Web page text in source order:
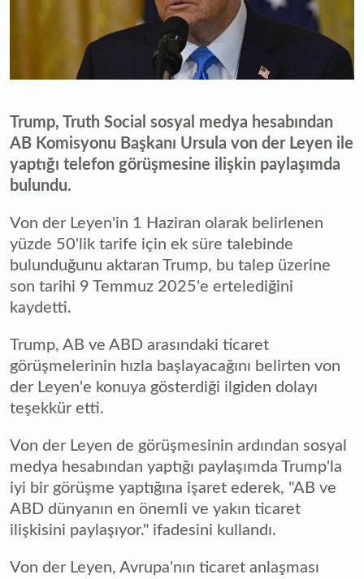
Trump, Truth Social sosyal medya hesabından
AB Komisyonu Başkanı Ursula von der Leyen ile
yaptığı telefon görüşmesine ilişkin paylaşımda
bulundu.
Von der Leyen'in 1 Haziran olarak belirlenen
yüzde 50'lik tarife için ek süre talebinde
bulunduğunu aktaran Trump, bu talep üzerine
son tarihi 9 Temmuz 2025'e ertelediğini
kaydetti.
Trump, AB ve ABD arasındaki ticaret
görüşmelerinin hızla başlayacağını belirten von
der Leyen'e konuya gösterdiği ilgiden dolayı
teşekkür etti.
Von der Leyen de görüşmesinin ardından sosyal
medya hesabından yaptığı paylaşımda Trump'la
iyi bir görüşme yaptığına işaret ederek, "AB ve
ABD dünyanın en önemli ve yakın ticaret
ilişkisini paylaşıyor." ifadesini kullandı.
Von der Leyen, Avrupa'nın ticaret anlaşması